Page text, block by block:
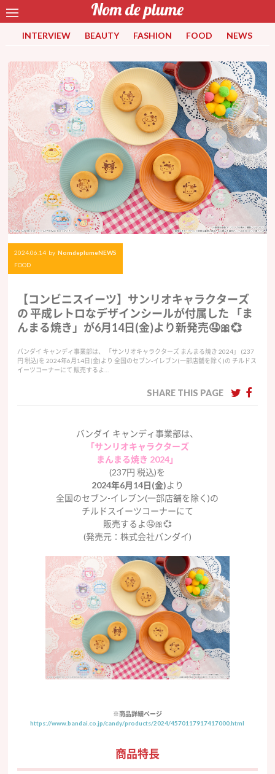
INTERVIEW BEAUTY FASHION FOOD NEWS
2024.06.14 by NomdeplumeNEWS
FOOD
【コンビニスイーツ】サンリオキャラクターズ
の 平成レトロなデザインシールが付属した 「ま
んまる焼き」が6月14日(金)より新発売🤤🎀💞
バンダイ キャンディ事業部は、 「サンリオキャラクターズ まんまる焼き 2024」 (237
円 税込)を 2024年6月14日(金)より 全国のセブン-イレブン(一部店舗を除く)の チルドス
イーツコーナーにて 販売するよ…
SHARE THIS PAGE
バンダイ キャンディ事業部は、
「サンリオキャラクターズ
まんまる焼き 2024」
(237円 税込)を
2024年6月14日(金)より
全国のセブン-イレブン(一部店舗を除く)の
チルドスイーツコーナーにて
販売するよ🤤🎀💞
(発売元：株式会社バンダイ)
※商品詳細ページ
https://www.bandai.co.jp/candy/products/2024/4570117917417000.html
商品特長